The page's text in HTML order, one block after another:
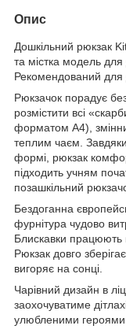
Опис
Дошкільний рюкзак
та містка модель
Рекомендований для
Рюкзачок порадує
розмістити всі
форматом А4),
теплим чаєм.
формі, рюкзак
підходить учням
позашкільний
Бездоганна
фурнітура чудово
Блискавки працюють
Рюкзак довго
вигоряє на сонці.
Чарівний дизайн в
заохочуватиме
улюбленими героями.